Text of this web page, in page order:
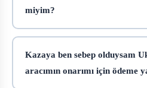
miyim?
Kazaya ben sebep olduysam
aracımın onarımı için ödeme